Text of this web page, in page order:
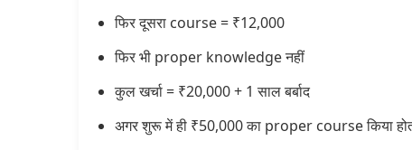
फिर दूसरा course = ₹12,000
फिर भी proper knowledge नहीं
कुल खर्चा = ₹20,000 + 1 साल बर्बाद
अगर शुरू में ही ₹50,000 का proper course किया